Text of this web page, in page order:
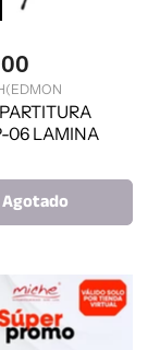
06 LAMINA
Agotado